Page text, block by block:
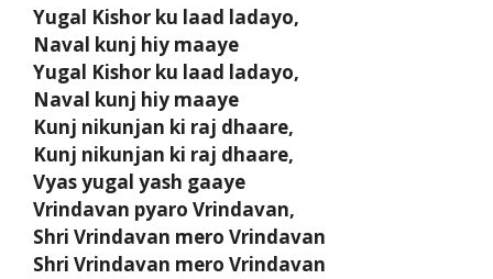
Yugal Kishor ku laad ladayo,
Naval kunj hiy maaye
Yugal Kishor ku laad ladayo,
Naval kunj hiy maaye
Kunj nikunjan ki raj dhaare,
Kunj nikunjan ki raj dhaare,
Vyas yugal yash gaaye
Vrindavan pyaro Vrindavan,
Shri Vrindavan mero Vrindavan
Shri Vrindavan mero Vrindavan